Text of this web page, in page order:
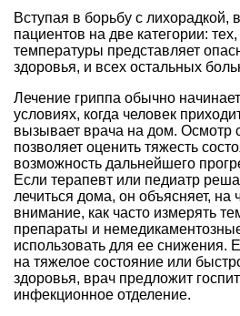
Вступая в борьбу с лихорадкой,
пациентов на две категории:
температуры представляет
здоровья, и всех остальных
Лечение гриппа обычно
условиях, когда человек
вызывает врача на дом. Осмотр
позволяет оценить тяжесть
возможность дальнейшего
Если терапевт или педиатр
лечиться дома, он объясняет, на
внимание, как часто измерять
препараты и
использовать для ее снижения.
на тяжелое состояние или
здоровья, врач предложит
инфекционное отделение.